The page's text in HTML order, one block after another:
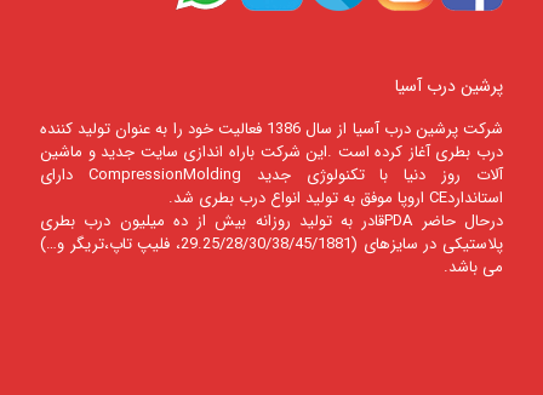
پرشین درب آسیا
شرکت پرشين درب آسيا از سال 1386 فعالیت خود را به عنوان تولید کننده
درب بطری آغاز کرده است .این شرکت باراه اندازی سایت جدید و ماشین
آلات روز دنیا با تکنولوژی جدید CompressionMolding دارای
استانداردCE اروپا موفق به تولید انواع درب بطری شد.
درحال حاضر PDAقادر به تولید روزانه بیش از ده میلیون درب بطری
پلاستیکی در سایزهای (29.25/28/30/38/45/1881، فلیپ تاپ،تریگر و…)
می باشد.